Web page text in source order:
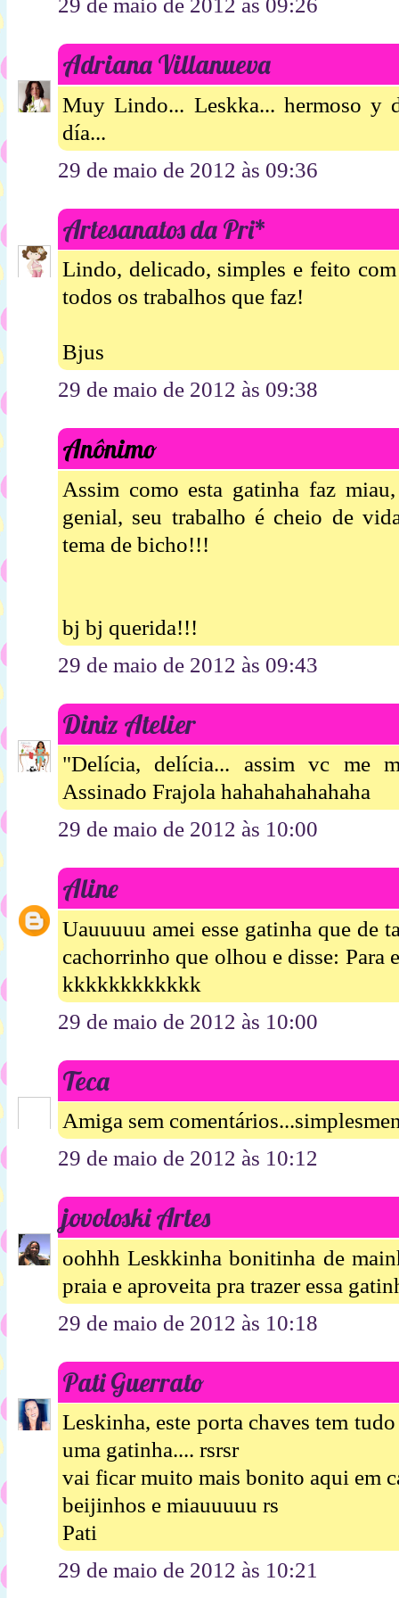
29 de maio de 2012 às 09:26
Adriana Villanueva
Muy Lindo... Leskka... hermoso y
día...
29 de maio de 2012 às 09:36
Artesanatos da Pri*
Lindo, delicado, simples e feito
todos os trabalhos que faz!
Bjus
29 de maio de 2012 às 09:38
Anônimo
Assim como esta gatinha faz
genial, seu trabalho é cheio de
tema de bicho!!!
bj bj querida!!!
29 de maio de 2012 às 09:43
Diniz Atelier
"Delícia, delícia... assim vc me
Assinado Frajola hahahahahahaha
29 de maio de 2012 às 10:00
Aline
Uauuuuu amei esse gatinha que de
cachorrinho que olhou e disse: Para
kkkkkkkkkkkk
29 de maio de 2012 às 10:00
Teca
Amiga sem
29 de maio de 2012 às 10:12
jovoloski Artes
oohhh Leskkinha bonitinha de
praia e aproveita pra trazer essa
29 de maio de 2012 às 10:18
Pati Guerrato
Leskinha, este porta chaves tem
uma gatinha.... rsrsr
vai ficar muito mais bonito aqui em
beijinhos e miauuuuu rs
Pati
29 de maio de 2012 às 10:21